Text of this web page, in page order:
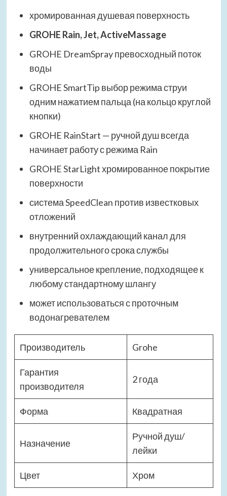
хромированная душевая поверхность
GROHE Rain, Jet, ActiveMassage
GROHE DreamSpray превосходный поток
воды
GROHE SmartTip выбор режима струи
одним нажатием пальца (на кольцо круглой
кнопки)
GROHE RainStart — ручной душ всегда
начинает работу с режима Rain
GROHE StarLight хромированное покрытие
поверхности
система SpeedClean против известковых
отложений
внутренний охлаждающий канал для
продолжительного срока службы
универсальное крепление, подходящее к
любому стандартному шлангу
может использоваться с проточным
водонагревателем
Производитель Grohe
Гарантия
производителя
2 года
Форма Квадратная
Назначение
Ручной душ/
лейки
Цвет Хром